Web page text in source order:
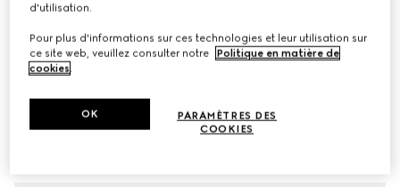
d'utilisation.
Pour plus d'informations sur ces technologies et leur utilisation sur
ce site web, veuillez consulter notre
Politique en matière de
cookies.
PARAMÈTRES DES
COOKIES
OK